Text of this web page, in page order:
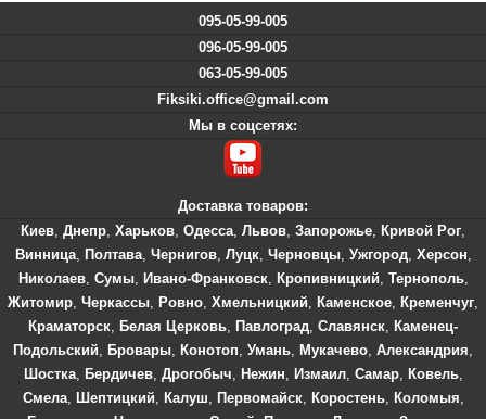
095-05-99-005
096-05-99-005
063-05-99-005
Fiksiki.office@gmail.com
Мы в соцсетях:
Доставка товаров:
Киев, Днепр, Харьков, Одесса, Львов, Запорожье, Кривой Рог,
Винница, Полтава, Чернигов, Луцк, Черновцы, Ужгород, Херсон,
Николаев, Сумы, Ивано-Франковск, Кропивницкий, Тернополь,
Житомир, Черкассы, Ровно, Хмельницкий, Каменское, Кременчуг,
Краматорск, Белая Церковь, Павлоград, Славянск, Каменец-
Подольский, Бровары, Конотоп, Умань, Мукачево, Александрия,
Шостка, Бердичев, Дрогобыч, Нежин, Измаил, Самар, Ковель,
Смела, Шептицкий, Калуш, Первомайск, Коростень, Коломыя,